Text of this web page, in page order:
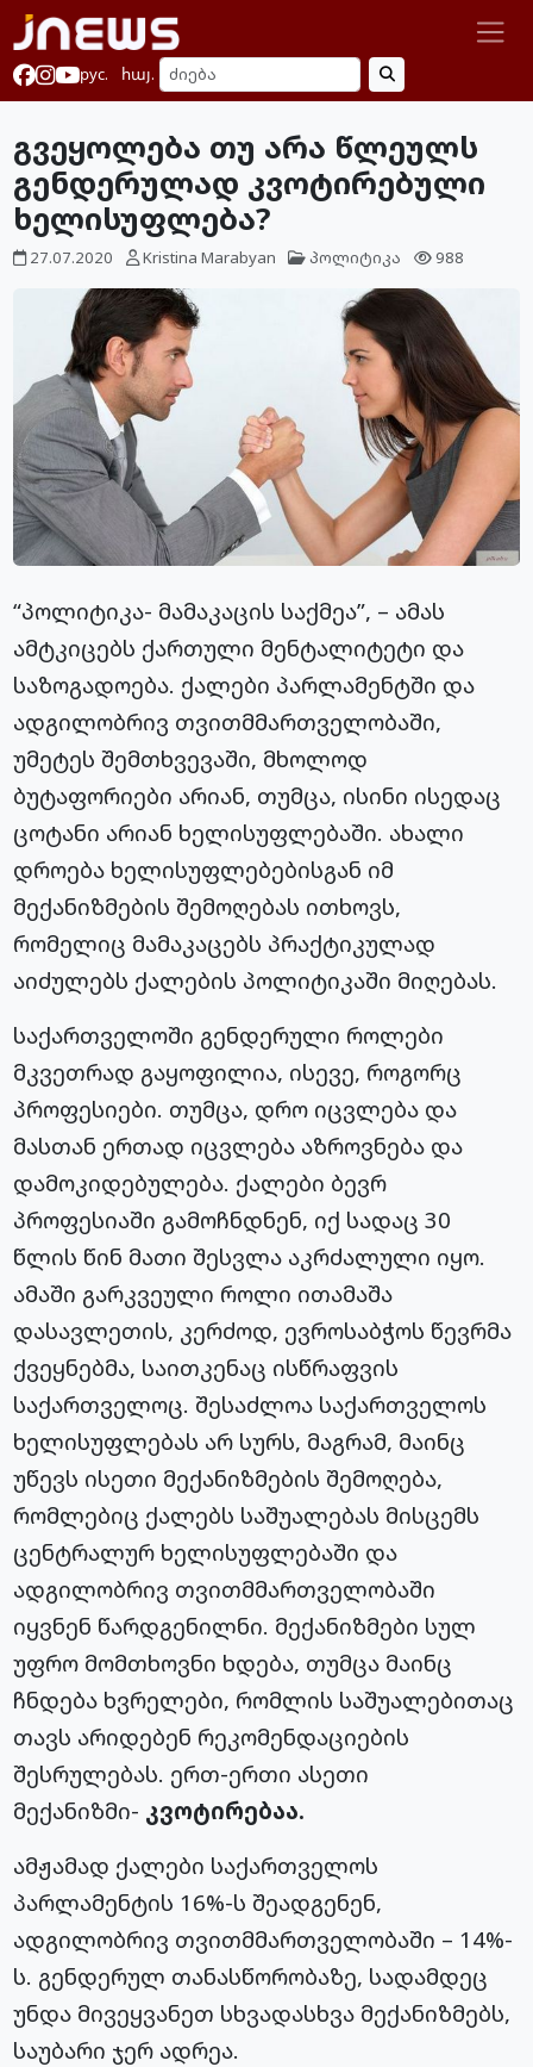
рус. հայ.
გვეყოლება თუ არა წლეულს
გენდერულად კვოტირებული
ხელისუფლება?
27.07.2020 Kristina Marabyan პოლიტიკა 988
“პოლიტიკა- მამაკაცის საქმეა”, – ამას
ამტკიცებს ქართული მენტალიტეტი და
საზოგადოება. ქალები პარლამენტში და
ადგილობრივ თვითმმართველობაში,
უმეტეს შემთხვევაში, მხოლოდ
ბუტაფორიები არიან, თუმცა, ისინი ისედაც
ცოტანი არიან ხელისუფლებაში. ახალი
დროება ხელისუფლებებისგან იმ
მექანიზმების შემოღებას ითხოვს,
რომელიც მამაკაცებს პრაქტიკულად
აიძულებს ქალების პოლიტიკაში მიღებას.
საქართველოში გენდერული როლები
მკვეთრად გაყოფილია, ისევე, როგორც
პროფესიები. თუმცა, დრო იცვლება და
მასთან ერთად იცვლება აზროვნება და
დამოკიდებულება. ქალები ბევრ
პროფესიაში გამოჩნდნენ, იქ სადაც 30
წლის წინ მათი შესვლა აკრძალული იყო.
ამაში გარკვეული როლი ითამაშა
დასავლეთის, კერძოდ, ევროსაბჭოს წევრმა
ქვეყნებმა, საითკენაც ისწრაფვის
საქართველოც. შესაძლოა საქართველოს
ხელისუფლებას არ სურს, მაგრამ, მაინც
უწევს ისეთი მექანიზმების შემოღება,
რომლებიც ქალებს საშუალებას მისცემს
ცენტრალურ ხელისუფლებაში და
ადგილობრივ თვითმმართველობაში
იყვნენ წარდგენილნი. მექანიზმები სულ
უფრო მომთხოვნი ხდება, თუმცა მაინც
ჩნდება ხვრელები, რომლის საშუალებითაც
თავს არიდებენ რეკომენდაციების
შესრულებას. ერთ-ერთი ასეთი
მექანიზმი- კვოტირებაა.
ამჟამად ქალები საქართველოს
პარლამენტის 16%-ს შეადგენენ,
ადგილობრივ თვითმმართველობაში – 14%-
ს. გენდერულ თანასწორობაზე, სადამდეც
უნდა მივეყვანეთ სხვადასხვა მექანიზმებს,
საუბარი ჯერ ადრეა.